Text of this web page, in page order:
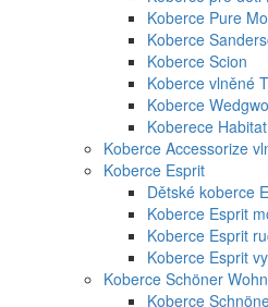
Koberce Pure
Koberce
Koberce Scion
Koberce vlněné
Koberce
Koberece
Koberce Accessorize
Koberce Esprit
Dětské koberce
Koberce Esprit
Koberce Esprit
Koberce Esprit
Koberce Schöner
Koberce